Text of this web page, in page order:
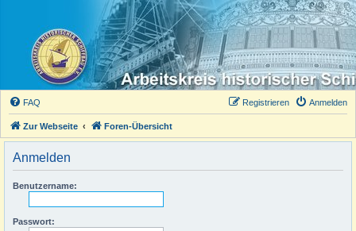
FAQ Anmelden
Registrieren
Zur Webseite Foren-Übersicht
Anmelden
Benutzername:
Passwort: